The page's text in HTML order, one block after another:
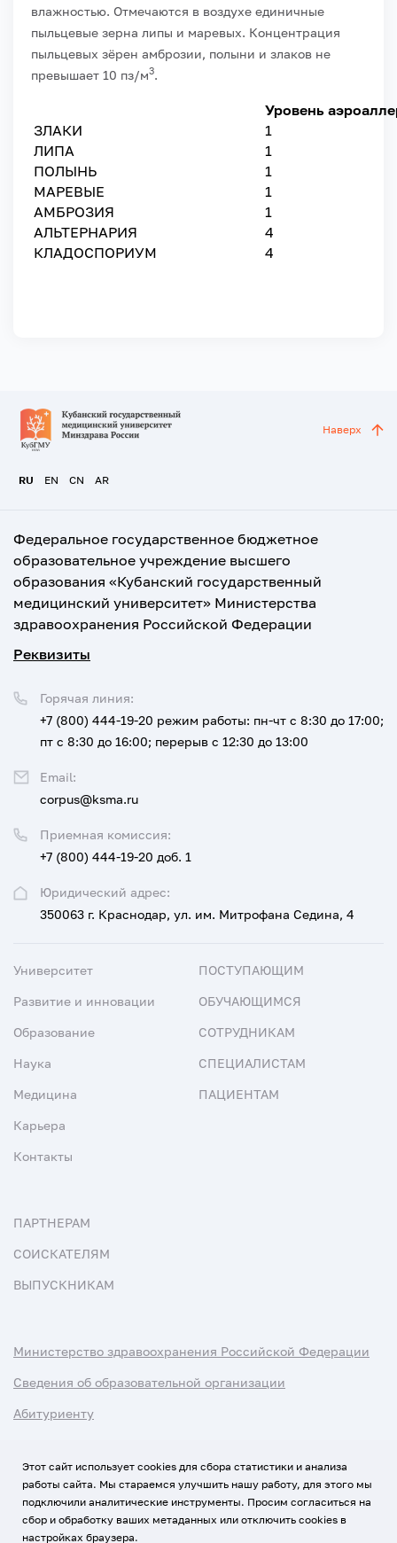
влажностью. Отмечаются в воздухе единичные
пыльцевые зерна липы и маревых. Концентрация
пыльцевых зёрен амброзии, полыни и злаков не
превышает 10 пз/м3.
Уровень
ЗЛАКИ
1
ЛИПА
1
ПОЛЫНЬ
1
МАРЕВЫЕ
1
АМБРОЗИЯ
1
АЛЬТЕРНАРИЯ
4
КЛАДОСПОРИУМ
4
RU EN CN AR
Наверх
Федеральное государственное бюджетное
образовательное учреждение высшего
образования «Кубанский государственный
медицинский университет» Министерства
здравоохранения Российской Федерации
Реквизиты
Юридический адрес:
350063 г. Краснодар, ул. им. Митрофана Седина, 4
Приемная комиссия:
+7 (800) 444-19-20 доб. 1
Горячая линия:
+7 (800) 444-19-20 режим работы: пн-чт с 8:30 до 17:00;
пт с 8:30 до 16:00; перерыв с 12:30 до 13:00
Email:
corpus@ksma.ru
Университет
Развитие и инновации
Образование
Наука
Медицина
Карьера
Контакты
ПОСТУПАЮЩИМ
ОБУЧАЮЩИМСЯ
СОТРУДНИКАМ
СПЕЦИАЛИСТАМ
ПАЦИЕНТАМ
ПАРТНЕРАМ
СОИСКАТЕЛЯМ
ВЫПУСКНИКАМ
Министерство здравоохранения Российской Федерации
Сведения об образовательной организации
Абитуриенту
Политика обработки персональных данных
Этот сайт использует cookies для сбора статистики и анализа
работы сайта. Мы стараемся улучшить нашу работу, для этого мы
подключили аналитические инструменты. Просим согласиться на
сбор и обработку ваших метаданных или отключить cookies в
настройках браузера.